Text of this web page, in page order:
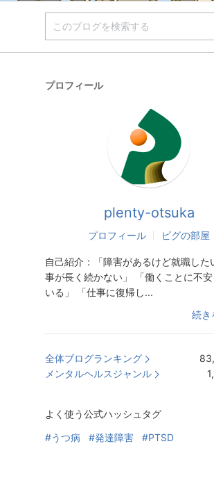
プロフィール
plenty-otsuka
プロフィール ピグの部屋
自己紹介：
「障害があるけど就職し
事が長く続かない」 「働くことに不
いる」 「仕事に復帰し...
続き
全体ブログランキング
メンタルヘルスジャンル
よく使う公式ハッシュタグ
#うつ病 #発達障害 #PTSD